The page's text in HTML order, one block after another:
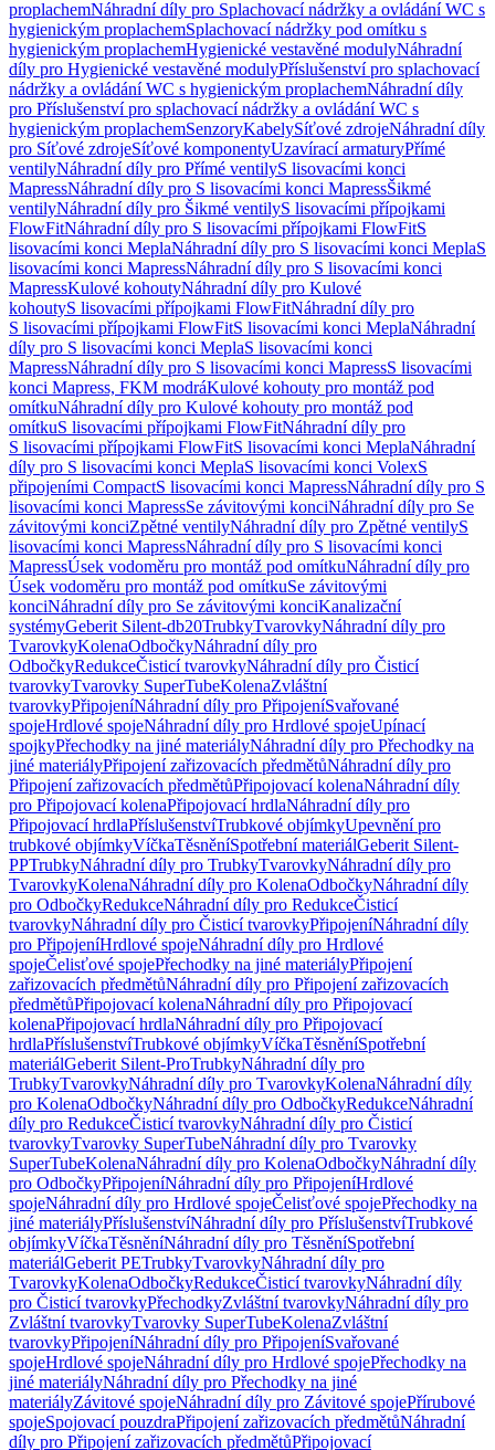
proplachemNáhradní díly pro Splachovací nádržky a ovládání WC s
hygienickým proplachemSplachovací nádržky pod omítku s
hygienickým proplachemHygienické vestavěné modulyNáhradní
díly pro Hygienické vestavěné modulyPříslušenství pro splachovací
nádržky a ovládání WC s hygienickým proplachemNáhradní díly
pro Příslušenství pro splachovací nádržky a ovládání WC s
hygienickým proplachemSenzoryKabelySíťové zdrojeNáhradní díly
pro Síťové zdrojeSíťové komponentyUzavírací armaturyPřímé
ventilyNáhradní díly pro Přímé ventilyS lisovacími konci
MapressNáhradní díly pro S lisovacími konci MapressŠikmé
ventilyNáhradní díly pro Šikmé ventilyS lisovacími přípojkami
FlowFitNáhradní díly pro S lisovacími přípojkami FlowFitS
lisovacími konci MeplaNáhradní díly pro S lisovacími konci MeplaS
lisovacími konci MapressNáhradní díly pro S lisovacími konci
MapressKulové kohoutyNáhradní díly pro Kulové
kohoutyS lisovacími přípojkami FlowFitNáhradní díly pro
S lisovacími přípojkami FlowFitS lisovacími konci MeplaNáhradní
díly pro S lisovacími konci MeplaS lisovacími konci
MapressNáhradní díly pro S lisovacími konci MapressS lisovacími
konci Mapress, FKM modráKulové kohouty pro montáž pod
omítkuNáhradní díly pro Kulové kohouty pro montáž pod
omítkuS lisovacími přípojkami FlowFitNáhradní díly pro
S lisovacími přípojkami FlowFitS lisovacími konci MeplaNáhradní
díly pro S lisovacími konci MeplaS lisovacími konci VolexS
připojeními CompactS lisovacími konci MapressNáhradní díly pro S
lisovacími konci MapressSe závitovými konciNáhradní díly pro Se
závitovými konciZpětné ventilyNáhradní díly pro Zpětné ventilyS
lisovacími konci MapressNáhradní díly pro S lisovacími konci
MapressÚsek vodoměru pro montáž pod omítkuNáhradní díly pro
Úsek vodoměru pro montáž pod omítkuSe závitovými
konciNáhradní díly pro Se závitovými konciKanalizační
systémyGeberit Silent-db20TrubkyTvarovkyNáhradní díly pro
TvarovkyKolenaOdbočkyNáhradní díly pro
OdbočkyRedukceČisticí tvarovkyNáhradní díly pro Čisticí
tvarovkyTvarovky SuperTubeKolenaZvláštní
tvarovkyPřipojeníNáhradní díly pro PřipojeníSvařované
spojeHrdlové spojeNáhradní díly pro Hrdlové spojeUpínací
spojkyPřechodky na jiné materiályNáhradní díly pro Přechodky na
jiné materiályPřipojení zařizovacích předmětůNáhradní díly pro
Připojení zařizovacích předmětůPřipojovací kolenaNáhradní díly
pro Připojovací kolenaPřipojovací hrdlaNáhradní díly pro
Připojovací hrdlaPříslušenstvíTrubkové objímkyUpevnění pro
trubkové objímkyVíčkaTěsněníSpotřební materiálGeberit Silent-
PPTrubkyNáhradní díly pro TrubkyTvarovkyNáhradní díly pro
TvarovkyKolenaNáhradní díly pro KolenaOdbočkyNáhradní díly
pro OdbočkyRedukceNáhradní díly pro RedukceČisticí
tvarovkyNáhradní díly pro Čisticí tvarovkyPřipojeníNáhradní díly
pro PřipojeníHrdlové spojeNáhradní díly pro Hrdlové
spojeČelisťové spojePřechodky na jiné materiályPřipojení
zařizovacích předmětůNáhradní díly pro Připojení zařizovacích
předmětůPřipojovací kolenaNáhradní díly pro Připojovací
kolenaPřipojovací hrdlaNáhradní díly pro Připojovací
hrdlaPříslušenstvíTrubkové objímkyVíčkaTěsněníSpotřební
materiálGeberit Silent-ProTrubkyNáhradní díly pro
TrubkyTvarovkyNáhradní díly pro TvarovkyKolenaNáhradní díly
pro KolenaOdbočkyNáhradní díly pro OdbočkyRedukceNáhradní
díly pro RedukceČisticí tvarovkyNáhradní díly pro Čisticí
tvarovkyTvarovky SuperTubeNáhradní díly pro Tvarovky
SuperTubeKolenaNáhradní díly pro KolenaOdbočkyNáhradní díly
pro OdbočkyPřipojeníNáhradní díly pro PřipojeníHrdlové
spojeNáhradní díly pro Hrdlové spojeČelisťové spojePřechodky na
jiné materiályPříslušenstvíNáhradní díly pro PříslušenstvíTrubkové
objímkyVíčkaTěsněníNáhradní díly pro TěsněníSpotřební
materiálGeberit PETrubkyTvarovkyNáhradní díly pro
TvarovkyKolenaOdbočkyRedukceČisticí tvarovkyNáhradní díly
pro Čisticí tvarovkyPřechodkyZvláštní tvarovkyNáhradní díly pro
Zvláštní tvarovkyTvarovky SuperTubeKolenaZvláštní
tvarovkyPřipojeníNáhradní díly pro PřipojeníSvařované
spojeHrdlové spojeNáhradní díly pro Hrdlové spojePřechodky na
jiné materiályNáhradní díly pro Přechodky na jiné
materiályZávitové spojeNáhradní díly pro Závitové spojePřírubové
spojeSpojovací pouzdraPřipojení zařizovacích předmětůNáhradní
díly pro Připojení zařizovacích předmětůPřipojovací